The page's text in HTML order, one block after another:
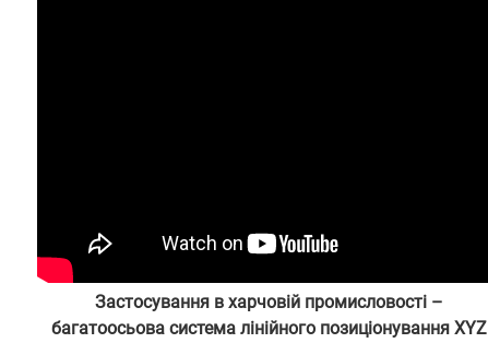
Застосування в харчовій промисловості –
багатоосьова система лінійного позиціонування XYZ